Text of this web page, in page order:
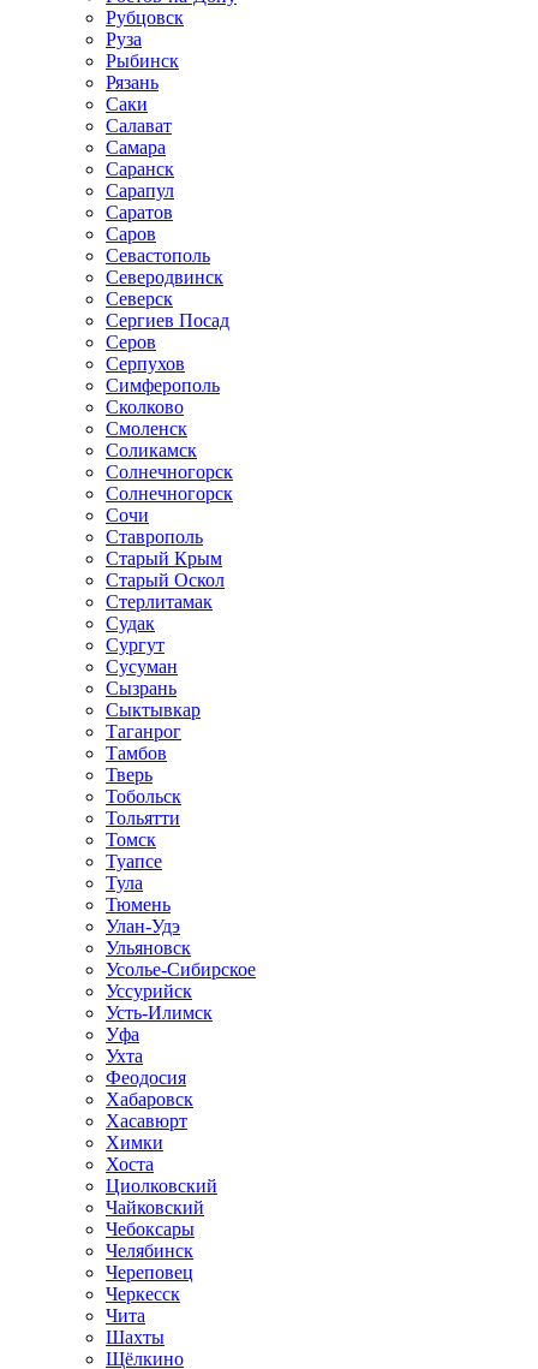
Рубцовск
Руза
Рыбинск
Рязань
Саки
Салават
Самара
Саранск
Сарапул
Саратов
Саров
Севастополь
Северодвинск
Северск
Сергиев Посад
Серов
Серпухов
Симферополь
Сколково
Смоленск
Соликамск
Солнечногорск
Солнечногорск
Сочи
Ставрополь
Старый Крым
Старый Оскол
Стерлитамак
Судак
Сургут
Сусуман
Сызрань
Сыктывкар
Таганрог
Тамбов
Тверь
Тобольск
Тольятти
Томск
Туапсе
Тула
Тюмень
Улан-Удэ
Ульяновск
Усолье-Сибирское
Уссурийск
Усть-Илимск
Уфа
Ухта
Феодосия
Хабаровск
Хасавюрт
Химки
Хоста
Циолковский
Чайковский
Чебоксары
Челябинск
Череповец
Черкесск
Чита
Шахты
Щёлкино